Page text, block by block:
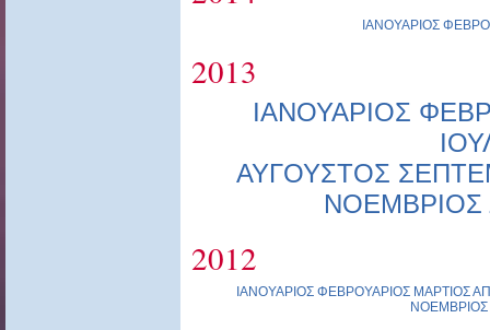
ΙΑΝΟΥΑΡΙΟΣ
2013
ΙΑΝΟΥΑΡΙΟΣ
ΑΥΓΟΥΣΤΟΣ
ΝΟΕΜΒΡΙΟΣ
2012
ΙΑΝΟΥΑΡΙΟΣ ΦΕΒΡΟΥΑΡΙΟΣ ΜΑΡΤΙΟΣ
ΝΟΕΜΒΡΙΟΣ